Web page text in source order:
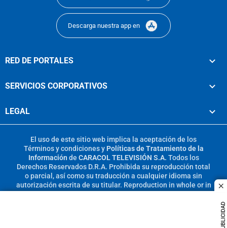
PUBLICIDAD
Descarga nuestra app en
RED DE PORTALES
SERVICIOS CORPORATIVOS
LEGAL
El uso de este sitio web implica la aceptación de los
Términos y condicionesy Políticas de Tratamiento de la
Información de CARACOL TELEVISIÓN S.A. Todos los
Derechos Reservados D.R.A. Prohibida su reproducción total
o parcial, así como su traducción a cualquier idioma sin
autorización escrita de su titular. Reproduction in whole or in